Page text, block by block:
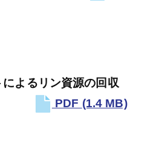
によるリン資源の回収
PDF (1.4 MB)